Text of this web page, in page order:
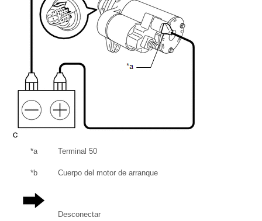
*a Terminal 50
*b Cuerpo del motor de arranque
Desconectar